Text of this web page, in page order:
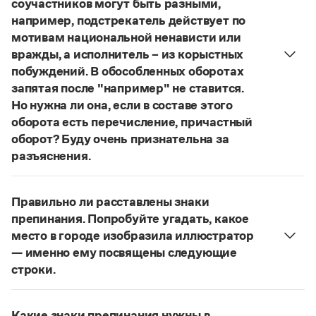
Словари русского языка как государственного
Справочники
Правила русской орфографии и пунктуации
Русский язык. Краткий теоретический курс
для школьников
Письмовник
Справочник по пунктуации
Азбучные истины
Словарь-справочник непростые слова
Все справочники портала
Новости и события
Управление в русском языке
Словарь русских имён
Словарь методических терминов
Правила русской орфографии и пунктуации
(1956)
соучастников могут быть разными,
например, подстрекатель действует по
мотивам национальной ненависти или
вражды, а исполнитель – из корыстных
побуждений. В обособленных оборотах
запятая после "например" не ставится.
Но нужна ли она, если в составе этого
оборота есть перечисление, причастный
оборот? Буду очень признательна за
разъяснения.
В § 94«Правил русской орфографии и пунктуации»
слова и сочетания слов, стоящие на границе
частей сложного предложения и относящиеся к
следующему за ними предложению,
не отделяются от него запятой:Послышался
резкий стук, должно быть сорвалась ставня
По этому правилу запятая посленапример
не нужна:Мотивы совершения преступления у
Правильно ли расставлены знаки
препинания. Попробуйте угадать, какое
место в городе изобразила иллюстратор
— именно ему посвящены следующие
строки.
Нужно закрыть запятой придаточную часть: